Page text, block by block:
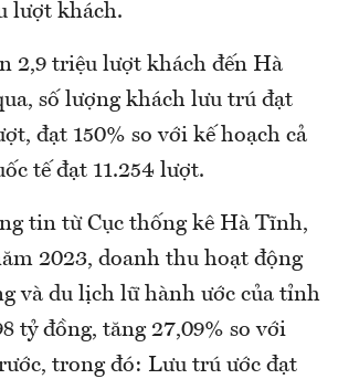
lượt khách.
2,9 triệu lượt khách đến Hà
số lượng khách lưu trú đạt
đạt 150% so với kế hoạch cả
tế đạt 11.254 lượt.
tin từ Cục thống kê Hà Tĩnh,
2023, doanh thu hoạt động
và du lịch lữ hành ước của tỉnh
tỷ đồng, tăng 27,09% so với
trong đó: Lưu trú ước đạt